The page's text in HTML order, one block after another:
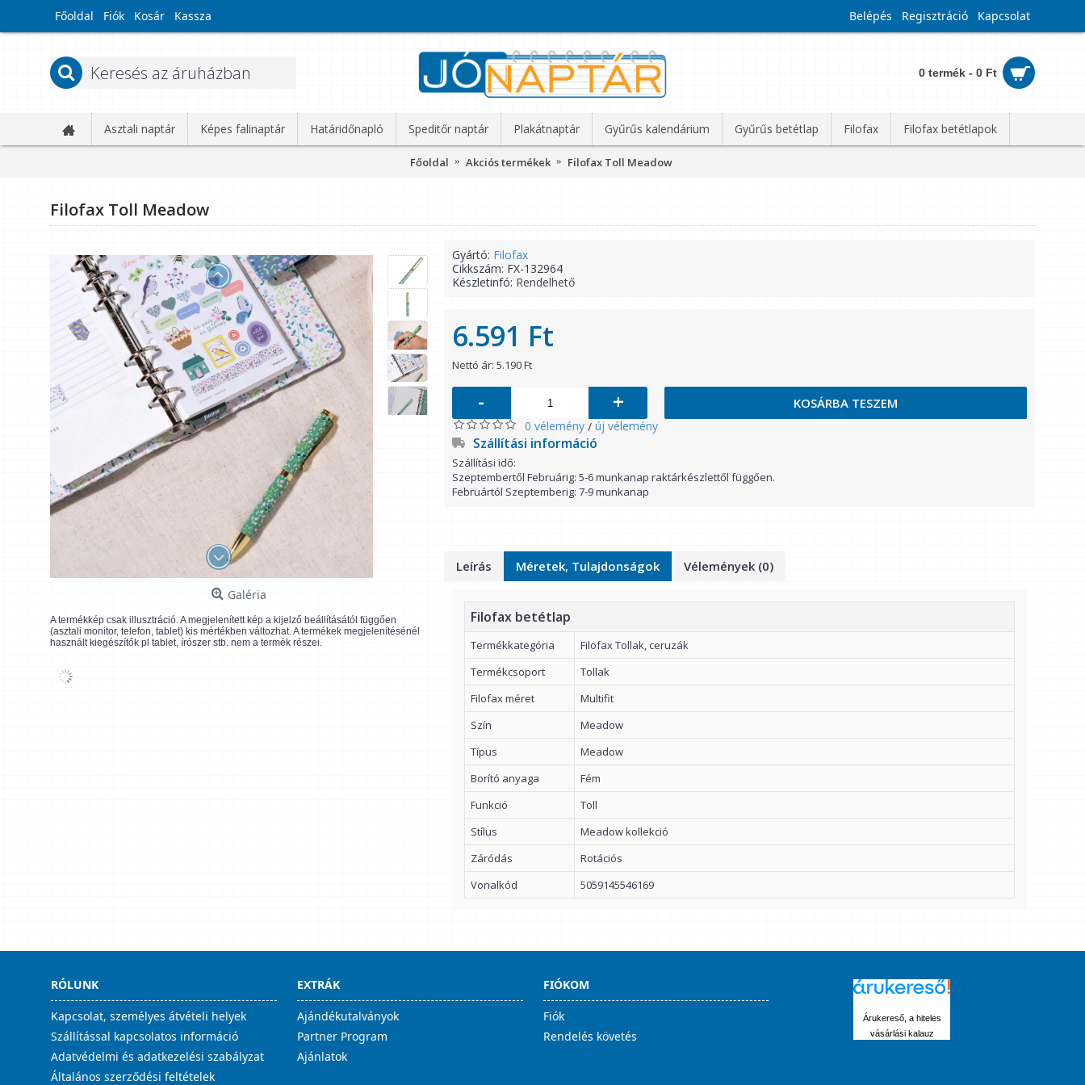
Főoldal Fiók Kosár Kassza Belépés Regisztráció Kapcsolat
0 termék - 0 Ft
Asztali naptár Képes falinaptár Határidőnapló Speditőr naptár Plakátnaptár Gyűrűs kalendárium Gyűrűs betétlap Filofax Filofax betétlapok
Főoldal Akciós termékek Filofax Toll Meadow
Filofax Toll Meadow
Galéria
A termékkép csak illusztráció. A megjelenített kép a kijelző beállításától függően
(asztali monitor, telefon, tablet) kis mértékben változhat. A termékek megjelenítésénél
használt kiegészítők pl tablet, írószer stb. nem a termék részei.
Gyártó: Filofax
Cikkszám: FX-132964
Készletinfó: Rendelhető
6.591 Ft
Nettó ár: 5.190 Ft
- + KOSÁRBA TESZEM
0 vélemény / új vélemény
Szállítási információ
Szállítási idő:
Szeptembertől Februárig: 5-6 munkanap raktárkészlettől függően.
Februártól Szeptemberig: 7-9 munkanap
Leírás Méretek, Tulajdonságok Vélemények (0)
Filofax betétlap
Termékkategória
Filofax Tollak, ceruzák
Termékcsoport
Tollak
Filofax méret
Multifit
Szín
Meadow
Típus
Meadow
Borító anyaga
Fém
Funkció
Toll
Stílus
Meadow kollekció
Záródás
Rotációs
Vonalkód
5059145546169
RÓLUNK
Kapcsolat, személyes átvételi helyek
Szállítással kapcsolatos információ
Adatvédelmi és adatkezelési szabályzat
Általános szerződési feltételek
EXTRÁK
Ajándékutalványok
Partner Program
Ajánlatok
FIÓKOM
Fiók
Rendelés követés
Árukereső, a hiteles
vásárlási kalauz